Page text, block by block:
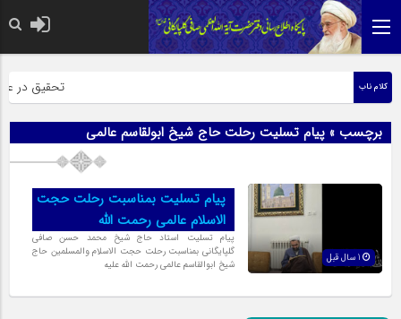
کلام ناب تحقیق در
برچسب » پیام تسلیت رحلت حاج شیخ ابولقاسم عالمی
پیام تسلیت بمناسبت رحلت حجت
الاسلام عالمی رحمت الله
پیام تسلیت استاد حاج شیخ محمد حسن صافی
گلپایگانی بمناسبت رحلت حجت الاسلام والمسلمین حاج
شیخ ابوالقاسم عالمی رحمت الله علیه